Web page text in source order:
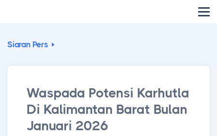
Siaran Pers
Waspada Potensi Karhutla
Di Kalimantan Barat Bulan
Januari 2026